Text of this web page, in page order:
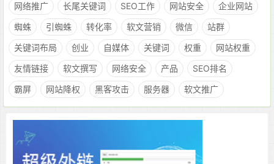
网络推广
长尾关键词 SEO工作 网站安全
企业网站
蜘蛛
引蜘蛛 转化率 软文营销 微信
站群
关键词布局
创业 自媒体 关键词 权重
网站权重
友情链接
软文撰写 网络安全 产品
SEO排名
霸屏
网站降权 黑客攻击 服务器 软文推广